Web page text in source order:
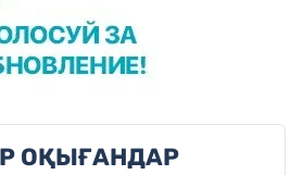
ОҚЫҒАНДАР